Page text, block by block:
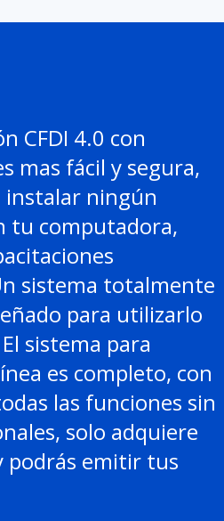
CFDI 4.0 con
mas fácil y segura,
instalar ningún
tu computadora,
sistema totalmente
para utilizarlo
sistema para
es completo, con
las funciones sin
solo adquiere
podrás emitir tus